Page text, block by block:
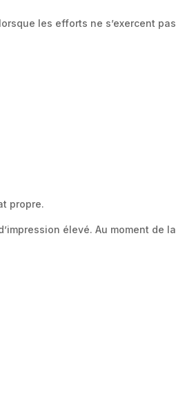
les efforts ne s’exercent pas
propre.
élevé. Au moment de la